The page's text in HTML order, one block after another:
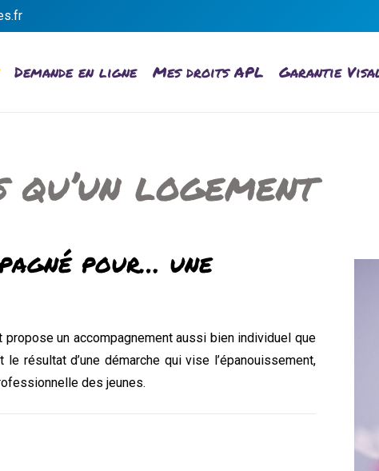
Demande en ligne Mes droits APL Garantie
qu’un logement
pour… une
un accompagnement aussi bien individuel que
résultat d’une démarche qui vise l’épanouissement,
des jeunes.